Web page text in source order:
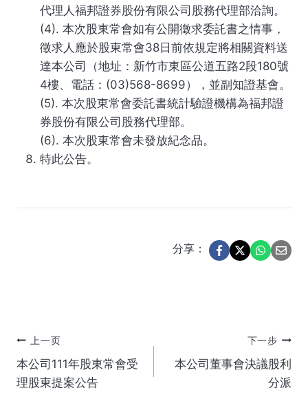
代理人福邦證券股份有限公司股務代理部洽詢。
(4). 本次股東常會如有公開徵求委託書之情事，
徵求人應於股東常會38日前依規定將相關資料送
達本公司（地址：新竹市東區公道五路2段180號
4樓、電話：(03)568-8699），並副知證基會。
(5). 本次股東常會委託書統計驗證機構為福邦證
券股份有限公司股務代理部。
(6). 本次股東常會未發放紀念品。
特此公告。
分享：
文
章
上一页
本公司111年股東常會受
理股東提案公告
下一步
本公司董事會決議股利
分派